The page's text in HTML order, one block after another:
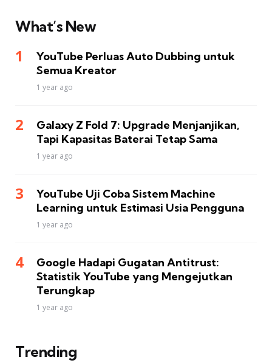
What’s New
YouTube Perluas Auto Dubbing untuk
Semua Kreator
1 year ago
Galaxy Z Fold 7: Upgrade Menjanjikan,
Tapi Kapasitas Baterai Tetap Sama
1 year ago
YouTube Uji Coba Sistem Machine
Learning untuk Estimasi Usia Pengguna
1 year ago
Google Hadapi Gugatan Antitrust:
Statistik YouTube yang Mengejutkan
Terungkap
1 year ago
Trending